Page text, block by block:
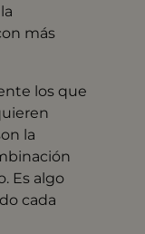
más
los que
la
Es algo
cada